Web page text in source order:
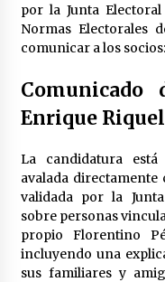
por la Junta
Normas Electorales
comunicar a los socios:
Comunicado
Enrique
La candidatura
avalada
validada por la
sobre personas
propio Florentino
incluyendo una
sus familiares y